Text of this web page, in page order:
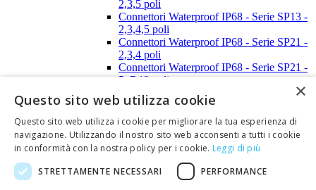
2,3,5 poli
Connettori Waterproof IP68 - Serie SP13 -
2,3,4,5 poli
Connettori Waterproof IP68 - Serie SP21 -
2,3,4 poli
Connettori Waterproof IP68 - Serie SP21 -
5, 7,12 poli
Connettori AMP serie SUPER SEAL -
1,2,3,4,5,6 poli
Connettori STRIP-LINE
Connettori STRIP-LINE passo 2,00mm
Connettori STRIP-LINE passo 2,54mm
Connettori SUB-D
Calotte, tappi e distanziali per connettori SUB-D
Calotte per SUB-D - 9 poli
×
Questo sito web utilizza cookie
Questo sito web utilizza i cookie per migliorare la tua esperienza di
navigazione. Utilizzando il nostro sito web acconsenti a tutti i cookie
in conformità con la nostra policy per i cookie. Leggi di più
STRETTAMENTE NECESSARI
PERFORMANCE